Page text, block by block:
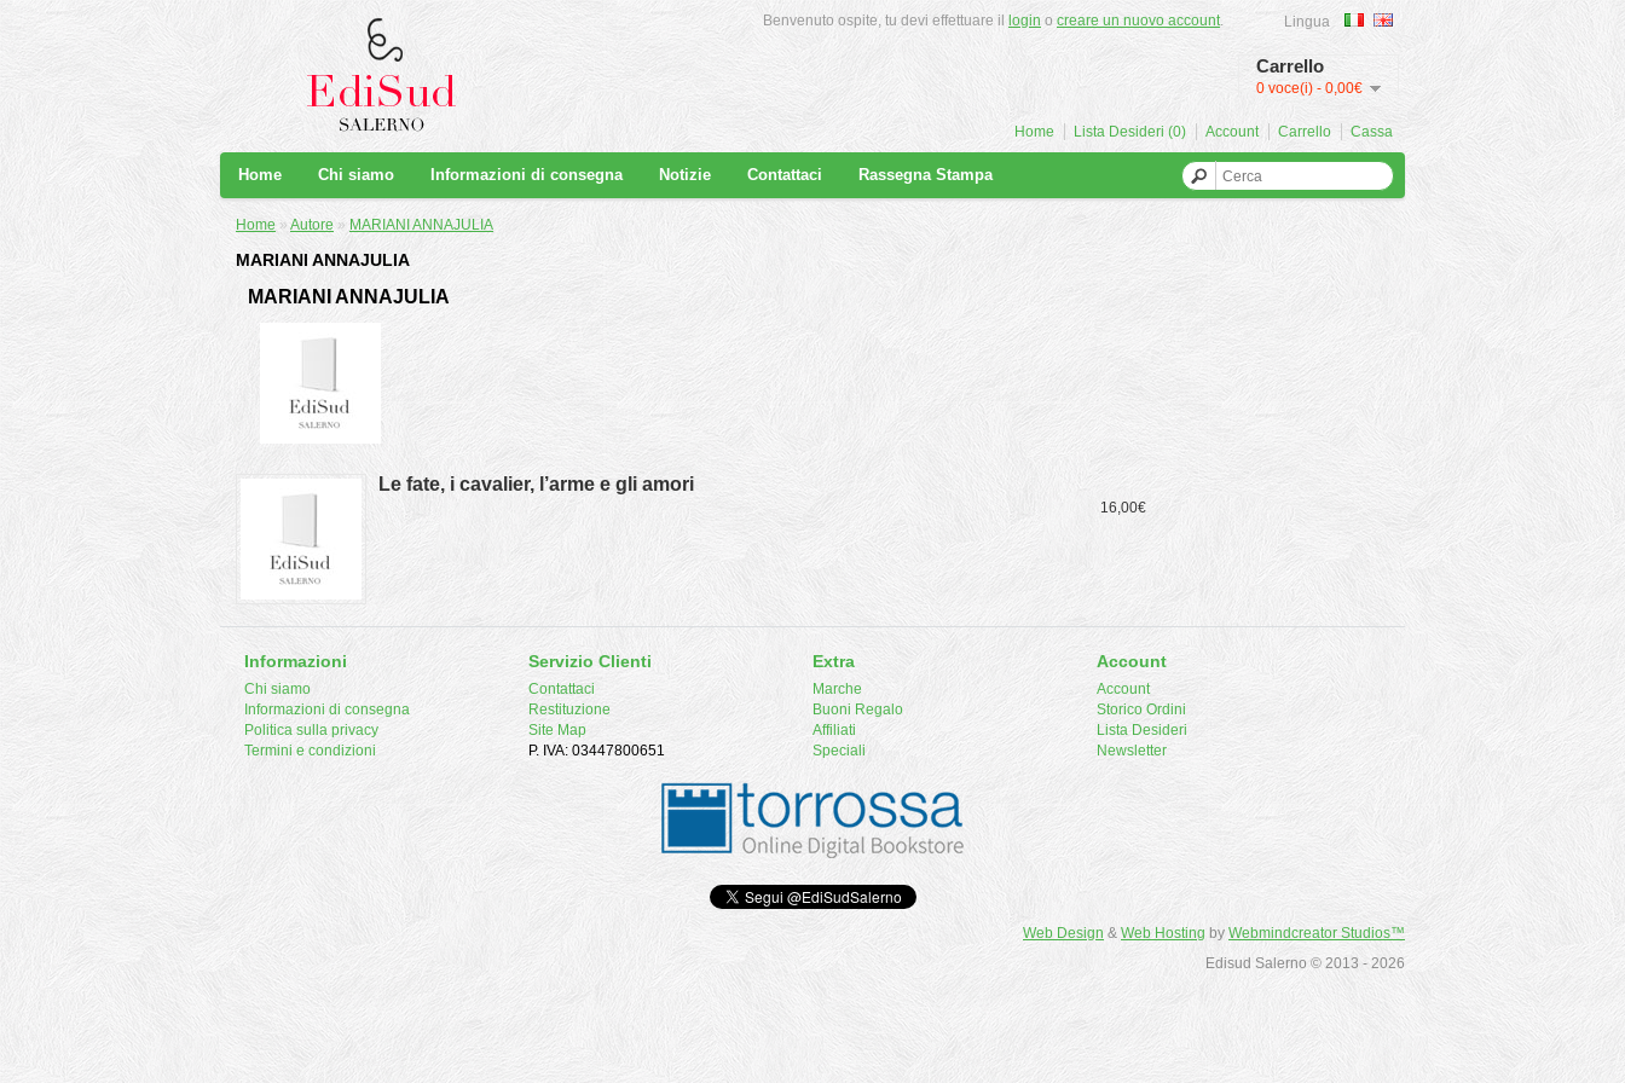
Lingua
Carrello
0 voce(i) - 0,00€
Benvenuto ospite, tu devi effettuare il login o creare un nuovo account.
Home Lista Desideri (0) Account Carrello Cassa
Home Chi siamo Informazioni di consegna Notizie Contattaci Rassegna Stampa
Home » Autore » MARIANI ANNAJULIA
MARIANI ANNAJULIA
MARIANI ANNAJULIA
Le fate, i cavalier, l’arme e gli amori
16,00€
Informazioni
Chi siamo
Informazioni di consegna
Politica sulla privacy
Termini e condizioni
Servizio Clienti
Contattaci
Restituzione
Site Map
P. IVA: 03447800651
Extra
Marche
Buoni Regalo
Affiliati
Speciali
Account
Account
Storico Ordini
Lista Desideri
Newsletter
Web Design & Web Hosting by Webmindcreator Studios™
Edisud Salerno © 2013 - 2026